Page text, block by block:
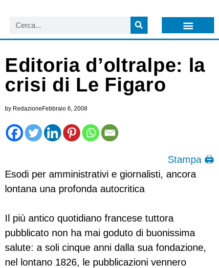
Editoria d’oltralpe: la
crisi di Le Figaro
by Redazione Febbraio 6, 2008
Stampa 🖨
Esodi per amministrativi e giornalisti, ancora
lontana una profonda autocritica
Il più antico quotidiano francese tuttora
pubblicato non ha mai goduto di buonissima
salute: a soli cinque anni dalla sua fondazione,
nel lontano 1826, le pubblicazioni vennero